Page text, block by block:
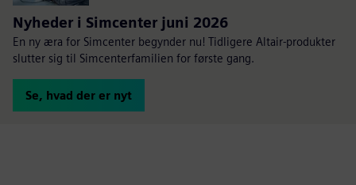
Nyheder i Simcenter juni 2026
En ny æra for Simcenter begynder nu! Tidligere Altair-produkter
slutter sig til Simcenterfamilien for første gang.
Se, hvad der er nyt